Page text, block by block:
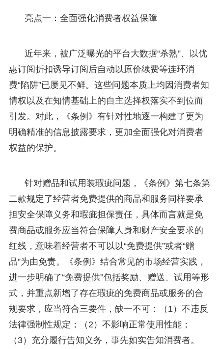
亮点一：全面强化消费者权益保障
近年来，被广泛曝光的平台大数据“杀熟”、以优
惠订阅折扣诱导订阅后自动以原价续费等连环消
费“陷阱”已屡见不鲜。这些问题本质上均因消费者知
情权以及在知情基础上的自主选择权落实不到位而
引发。对此，《条例》有针对性地逐一构建了更为
明确精准的信息披露要求，更加全面强化对消费者
权益的保护。
针对赠品和试用装瑕疵问题，《条例》第七条第
二款规定了经营者免费提供的商品和服务同样要承
担安全保障义务和瑕疵担保责任，具体而言就是免
费商品或服务应当符合保障人身和财产安全要求的
红线，意味着经营者不可以以“免费提供”或者“赠
品”为由免责。《条例》结合常见的市场经营实践，
进一步明确了“免费提供”包括奖励、赠送、试用等形
式，并重点新增了存在瑕疵的免费商品或服务的合
规要求，应当符合三要件，缺一不可：（1）不违反
法律强制性规定；（2）不影响正常使用性能；
（3）充分履行告知义务，事先如实告知消费者。